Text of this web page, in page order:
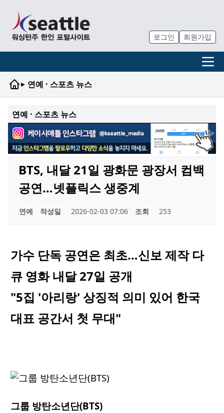
로그인 회원가입
▸ 연예 · 스포츠 뉴스
연예 · 스포츠 뉴스
BTS, 내달 21일 광화문 광장서 컴백
공연…넷플릭스 생중계
연예 작성일 2026-02-03 07:06 조회 253
가수 단독 공연은 최초…신보 제작 다
큐 영화 내달 27일 공개
"5집 '아리랑' 상징적 의미 있어 한국
대표 공간서 첫 무대"
그룹 방탄소년단(BTS)